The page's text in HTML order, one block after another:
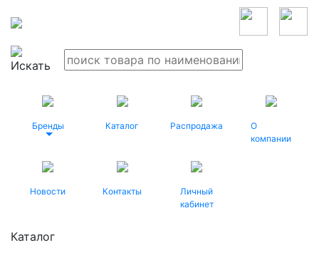
Бренды Каталог Распродажа
О
компании
Новости Контакты
Личный
кабинет
Каталог